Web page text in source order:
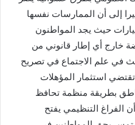
إلى أن الممارسات نفسها
حيث يجد المواطنون
خارج أي إطار قانوني من
في علم الاجتماع في تصريح
تقتضي استثمار المؤهلات
بطريقة منظمة تحافظ
الفراغ التنظيمي يفتح